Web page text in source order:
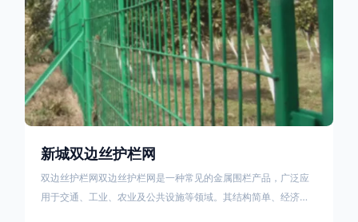
新城双边丝护栏网
双边丝护栏网双边丝护栏网是一种常见的金属围栏产品，广泛应
用于交通、工业、农业及公共设施等领域。其结构简单、经济实